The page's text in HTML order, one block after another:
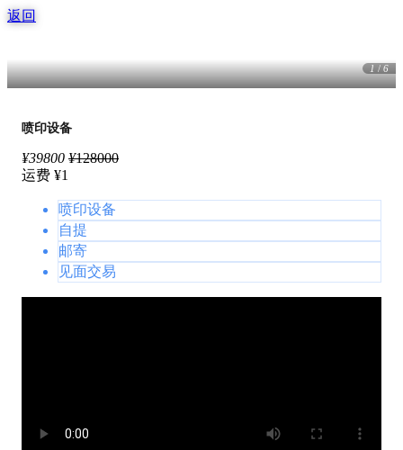
返回
1 / 6
喷印设备
¥39800 ¥128000
运费 ¥1
喷印设备
自提
邮寄
见面交易